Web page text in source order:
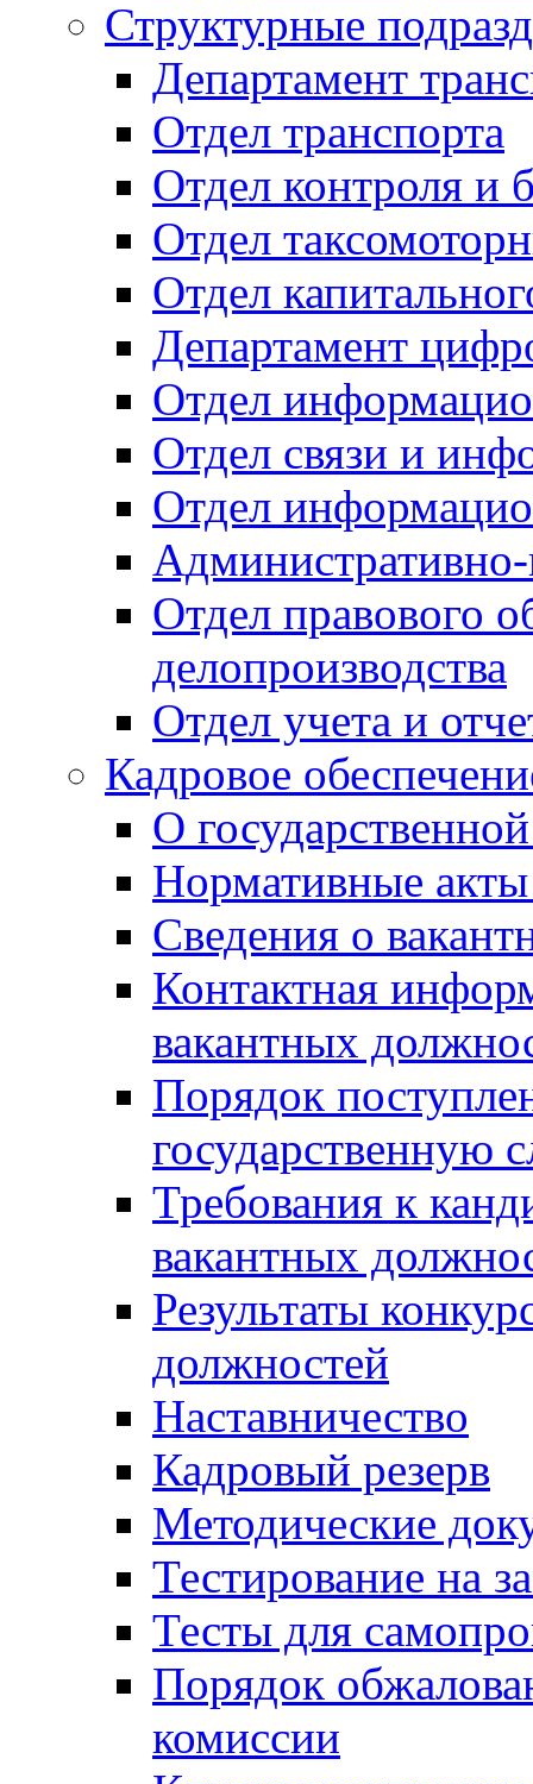
Структурные
Департамент
Отдел транспорта
Отдел контроля и
Отдел
Отдел
Департамент
Отдел
Отдел связи и
Отдел
Отдел правового
делопроизводства
Отдел учета и
Кадровое
О
Нормативные акты
Сведения о
Контактная
вакантных
Порядок
государственную
Требования к
вакантных
Результаты
должностей
Наставничество
Кадровый резерв
Методические
Тестирование на
Тесты для
Порядок
комиссии